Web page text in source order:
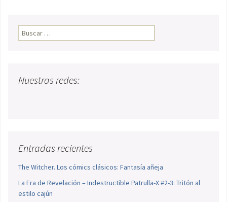
Buscar:
Nuestras redes:
Entradas recientes
The Witcher. Los cómics clásicos: Fantasía añeja
La Era de Revelación – Indestructible Patrulla-X #2-3: Tritón al
estilo cajún